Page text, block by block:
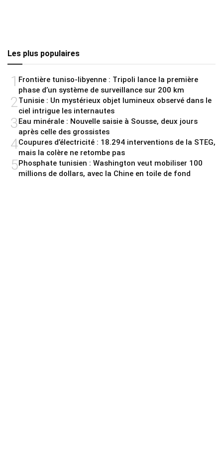
Les plus populaires
1 Frontière tuniso-libyenne : Tripoli lance la première
phase d’un système de surveillance sur 200 km
2Tunisie : Un mystérieux objet lumineux observé dans le
ciel intrigue les internautes
3Eau minérale : Nouvelle saisie à Sousse, deux jours
après celle des grossistes
4Coupures d’électricité : 18.294 interventions de la STEG,
mais la colère ne retombe pas
5Phosphate tunisien : Washington veut mobiliser 100
millions de dollars, avec la Chine en toile de fond